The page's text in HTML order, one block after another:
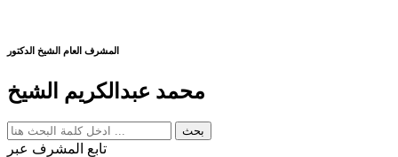
المشرف العام الشيخ الدكتور
محمد عبدالكريم الشيخ
تابع المشرف عبر